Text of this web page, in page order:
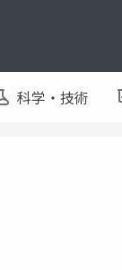
科学・技術